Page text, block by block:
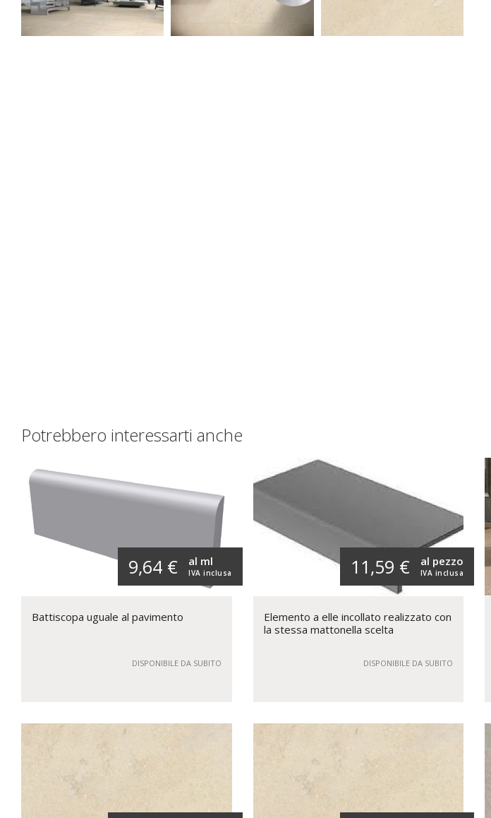
Potrebbero interessarti anche
9,64 € IVA inclusa
al ml
Battiscopa uguale al pavimento
DISPONIBILE DA SUBITO
11,59 € IVA inclusa
al pezzo
Elemento a elle incollato realizzato con
la stessa mattonella scelta
DISPONIBILE DA SUBITO